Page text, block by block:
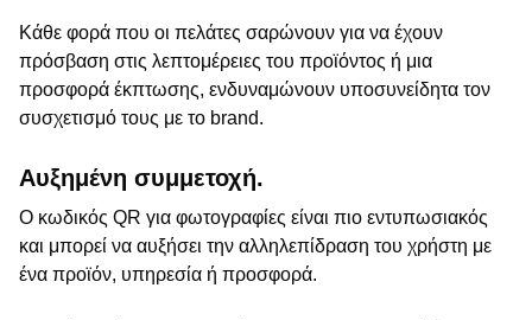
Κάθε φορά που οι πελάτες σαρώνουν για να έχουν
πρόσβαση στις λεπτομέρειες του προϊόντος ή μια
προσφορά έκπτωσης, ενδυναμώνουν υποσυνείδητα τον
συσχετισμό τους με το brand.
Αυξημένη συμμετοχή.
Ο κωδικός QR για φωτογραφίες είναι πιο εντυπωσιακός
και μπορεί να αυξήσει την αλληλεπίδραση του χρήστη με
ένα προϊόν, υπηρεσία ή προσφορά.